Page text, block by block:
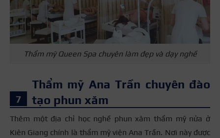
Thẩm mỹ Queen Spa chuyên làm đẹp và dạy nghề
Thẩm mỹ Ana Trần chuyên đào
tạo phun xăm
Thêm một địa chỉ học nghề phun xăm thẩm mỹ nửa ở
Kiên Giang chính là thẩm mỹ viện Ana Trần. Nơi này được